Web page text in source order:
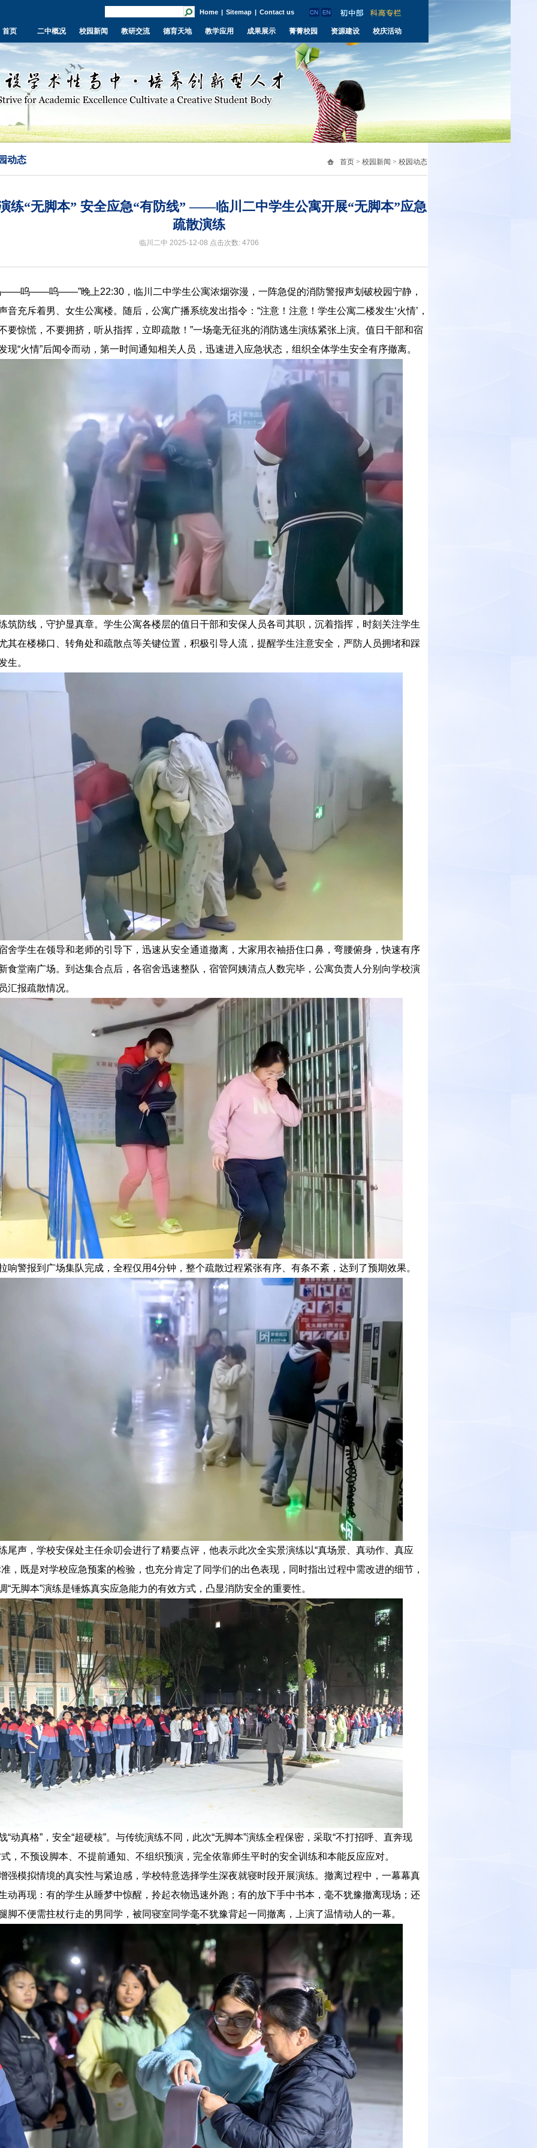
Home | Sitemap | Contact us
首页 二中概况 校园新闻 教研交流 德育天地 教学应用 成果展示 菁菁校园 资源建设 校庆活动
动态 首页 > 校园新闻 > 校园动态
练“无脚本” 安全应急“有防线” ——临川二中学生公寓开展“无脚本”应急
疏散演练
临川二中 2025-12-08 点击次数: 4706
——呜——呜——”晚上22:30，临川二中学生公寓浓烟弥漫，一阵急促的消防警报声划破校园宁静，
音充斥着男、女生公寓楼。随后，公寓广播系统发出指令：“注意！注意！学生公寓二楼发生‘火情’，
要惊慌，不要拥挤，听从指挥，立即疏散！”一场毫无征兆的消防逃生演练紧张上演。值日干部和宿
现“火情”后闻令而动，第一时间通知相关人员，迅速进入应急状态，组织全体学生安全有序撤离。
筑防线，守护显真章。学生公寓各楼层的值日干部和安保人员各司其职，沉着指挥，时刻关注学生
其在楼梯口、转角处和疏散点等关键位置，积极引导人流，提醒学生注意安全，严防人员拥堵和踩
生。
舍学生在领导和老师的引导下，迅速从安全通道撤离，大家用衣袖捂住口鼻，弯腰俯身，快速有序
食堂南广场。到达集合点后，各宿舍迅速整队，宿管阿姨清点人数完毕，公寓负责人分别向学校演
汇报疏散情况。
响警报到广场集队完成，全程仅用4分钟，整个疏散过程紧张有序、有条不紊，达到了预期效果。
尾声，学校安保处主任余叨会进行了精要点评，他表示此次全实景演练以“真场景、真动作、真应
准，既是对学校应急预案的检验，也充分肯定了同学们的出色表现，同时指出过程中需改进的细节，
“无脚本”演练是锤炼真实应急能力的有效方式，凸显消防安全的重要性。
“动真格”，安全“超硬核”。与传统演练不同，此次“无脚本”演练全程保密，采取“不打招呼、直奔现
式，不预设脚本、不提前通知、不组织预演，完全依靠师生平时的安全训练和本能反应应对。
强模拟情境的真实性与紧迫感，学校特意选择学生深夜就寝时段开展演练。撤离过程中，一幕幕真
动再现：有的学生从睡梦中惊醒，拎起衣物迅速外跑；有的放下手中书本，毫不犹豫撤离现场；还
脚不便需拄杖行走的男同学，被同寝室同学毫不犹豫背起一同撤离，上演了温情动人的一幕。